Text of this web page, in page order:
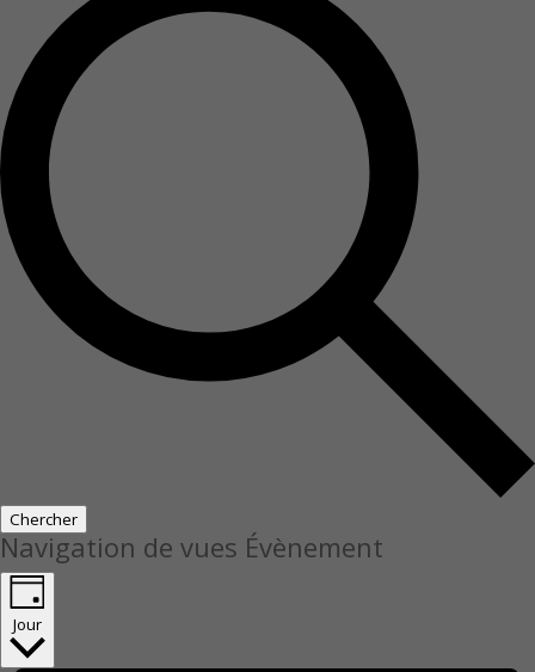
Chercher
Navigation de vues Évènement
Jour